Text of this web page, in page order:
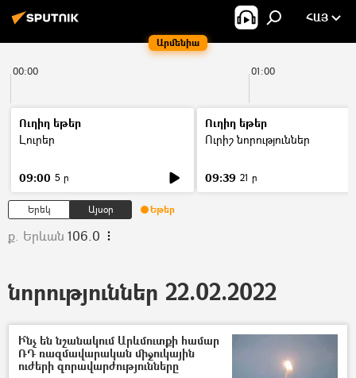
Արմենիա
ՀԱՅ
00:00 01:00
Ուղիղ եթեր
Լուրեր
09:00 5 ր
Ուղիղ եթեր
Ուրիշ նորություններ
09:39 21 ր
Երեկ Այսօր Եթեր
ք. Երևան 106.0
նորություններ 22.02.2022
Ի՞նչ են նշանակում Արևմուտքի համար
ՌԴ ռազմավարական միջուկային
ուժերի զորավարժությունները